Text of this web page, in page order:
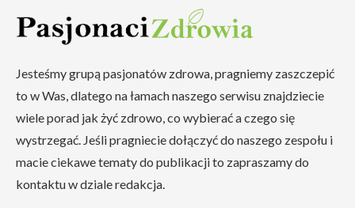
Jesteśmy grupą pasjonatów zdrowa, pragniemy zaszczepić
to w Was, dlatego na łamach naszego serwisu znajdziecie
wiele porad jak żyć zdrowo, co wybierać a czego się
wystrzegać. Jeśli pragniecie dołączyć do naszego zespołu i
macie ciekawe tematy do publikacji to zapraszamy do
kontaktu w dziale redakcja.